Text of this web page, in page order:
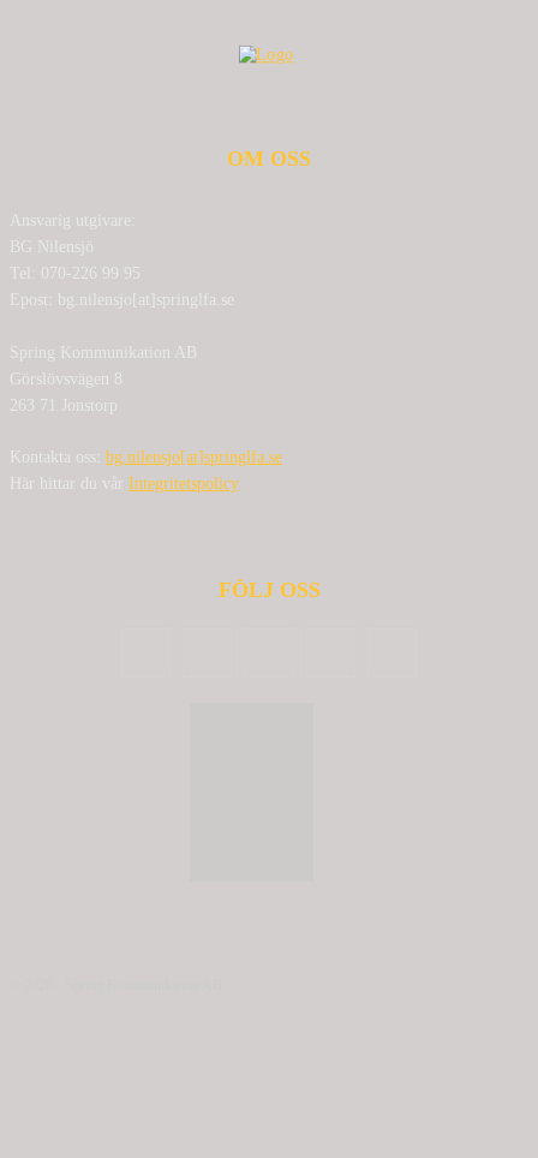
OM OSS
Ansvarig utgivare:
BG Nilensjö
Tel: 070-226 99 95
Epost: bg.nilensjo[at]springlfa.se
Spring Kommunikation AB
Görslövsvägen 8
263 71 Jonstorp
Kontakta oss: bg.nilensjo[at]springlfa.se
Här hittar du vår Integritetspolicy
FÖLJ OSS